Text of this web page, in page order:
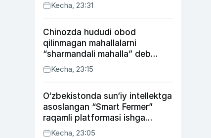
Kecha, 23:31
Chinozda hududi obod
qilinmagan mahallalarni
“sharmandali mahalla” deb
belgilash boshlandi
Kecha, 23:15
O‘zbekistonda sun‘iy intellektga
asoslangan “Smart Fermer”
raqamli platformasi ishga
tushiriladi
Kecha, 23:05